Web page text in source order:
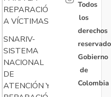
REPARACIÓN
A VÍCTIMAS
SNARIV-
SISTEMA
NACIONAL
DE
ATENCIÓN Y
Todos
los
derechos
Gobierno
de
Colombia